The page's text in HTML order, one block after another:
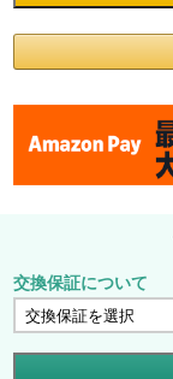
交換保証について